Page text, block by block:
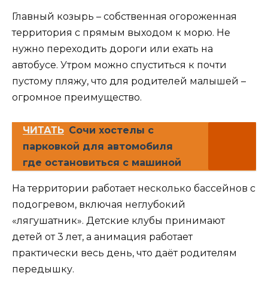
Главный козырь – собственная огороженная
территория с прямым выходом к морю. Не
нужно переходить дороги или ехать на
автобусе. Утром можно спуститься к почти
пустому пляжу, что для родителей малышей –
огромное преимущество.
ЧИТАТЬ Сочи хостелы с
парковкой для автомобиля
где остановиться с машиной
На территории работает несколько бассейнов с
подогревом, включая неглубокий
«лягушатник». Детские клубы принимают
детей от 3 лет, а анимация работает
практически весь день, что даёт родителям
передышку.